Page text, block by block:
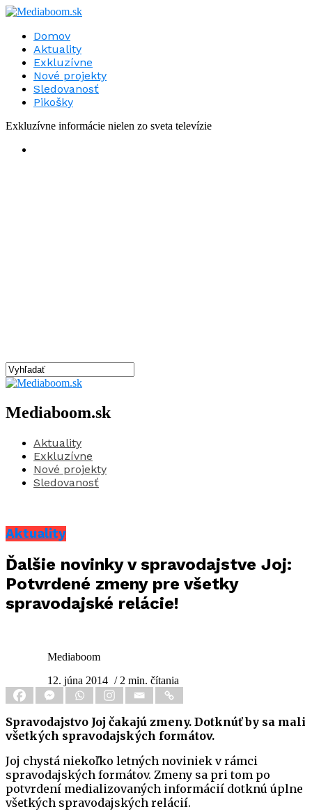
Domov
Aktuality
Exkluzívne
Nové projekty
Sledovanosť
Pikošky
Exkluzívne informácie nielen zo sveta televízie
Mediaboom.sk
Aktuality
Exkluzívne
Nové projekty
Sledovanosť
Aktuality
Ďalšie novinky v spravodajstve Joj:
Potvrdené zmeny pre všetky
spravodajské relácie!
Mediaboom
12. júna 2014 / 2 min. čítania
Spravodajstvo Joj čakajú zmeny. Dotknúť by sa mali
všetkých spravodajských formátov.
Joj chystá niekoľko letných noviniek v rámci
spravodajských formátov. Zmeny sa pri tom po
potvrdení medializovaných informácií dotknú úplne
všetkých spravodajských relácií.